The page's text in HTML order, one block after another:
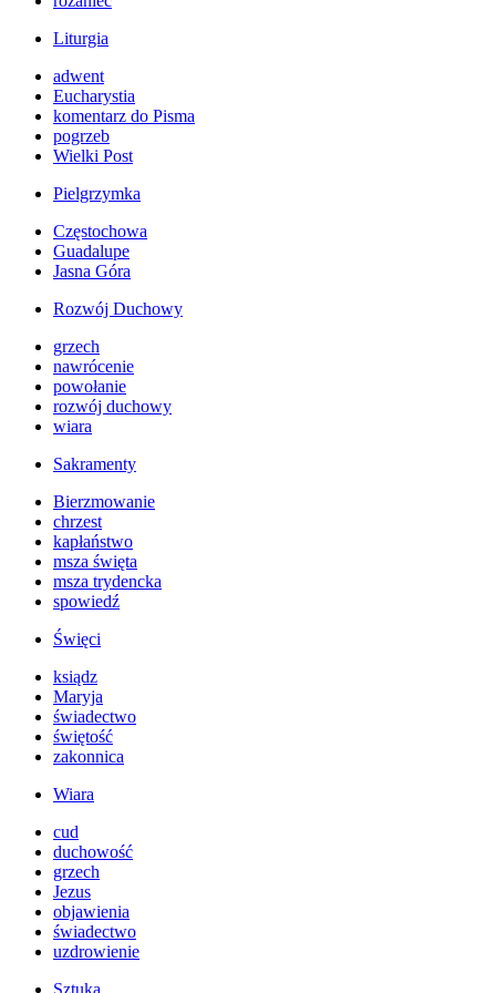
Liturgia
adwent
Eucharystia
komentarz do Pisma
pogrzeb
Wielki Post
Pielgrzymka
Częstochowa
Guadalupe
Jasna Góra
Rozwój Duchowy
grzech
nawrócenie
powołanie
rozwój duchowy
wiara
Sakramenty
Bierzmowanie
chrzest
kapłaństwo
msza święta
msza trydencka
spowiedź
Święci
ksiądz
Maryja
świadectwo
świętość
zakonnica
Wiara
cud
duchowość
grzech
Jezus
objawienia
świadectwo
uzdrowienie
Sztuka